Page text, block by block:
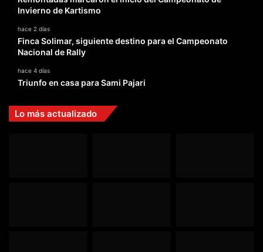
Invierno de Kartismo
hace 2 días
Finca Solimar, siguiente destino para el Campeonato
Nacional de Rally
hace 4 días
Triunfo en casa para Sami Pajari
Lo más actualizado